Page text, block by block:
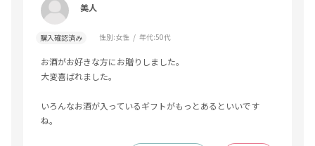
美人
購入確認済み 性別:女性 年代:50代
お酒がお好きな方にお贈りしました。
大変喜ばれました。
いろんなお酒が入っているギフトがもっとあるといいです
ね。